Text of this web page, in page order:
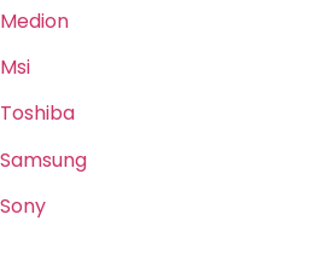
Medion
Msi
Toshiba
Samsung
Sony